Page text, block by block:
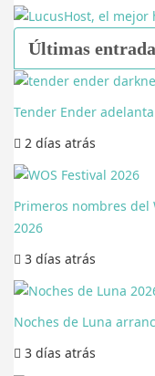
Últimas
Tender Ender
2 días atrás
Primeros nombres del
2026
3 días atrás
Noches de Luna
3 días atrás